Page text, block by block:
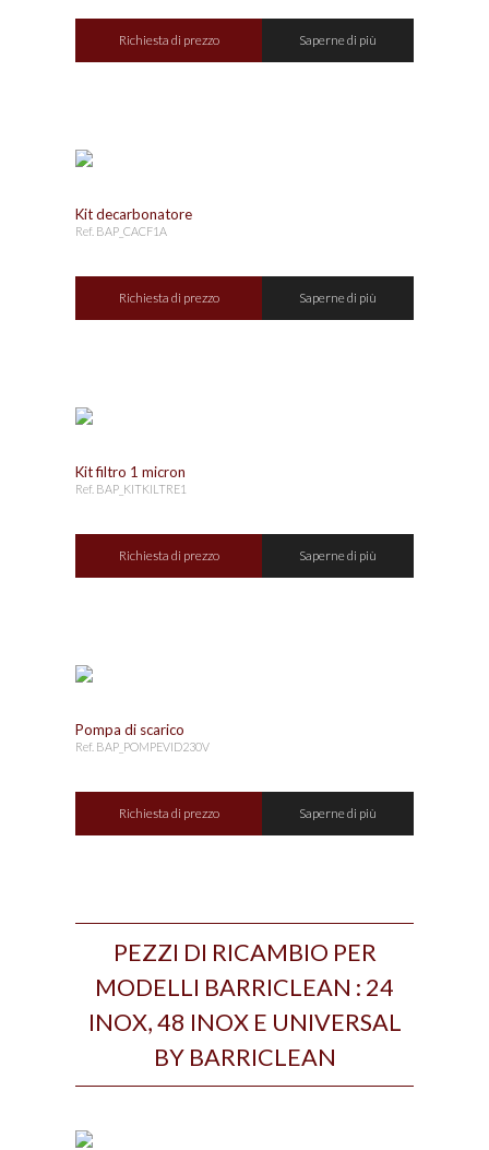
Richiesta di prezzo Saperne di più
Kit decarbonatore
Ref. BAP_CACF1A
Richiesta di prezzo Saperne di più
Kit filtro 1 micron
Ref. BAP_KITKILTRE1
Richiesta di prezzo Saperne di più
Pompa di scarico
Ref. BAP_POMPEVID230V
Richiesta di prezzo Saperne di più
PEZZI DI RICAMBIO PER
MODELLI BARRICLEAN : 24
INOX, 48 INOX E UNIVERSAL
BY BARRICLEAN